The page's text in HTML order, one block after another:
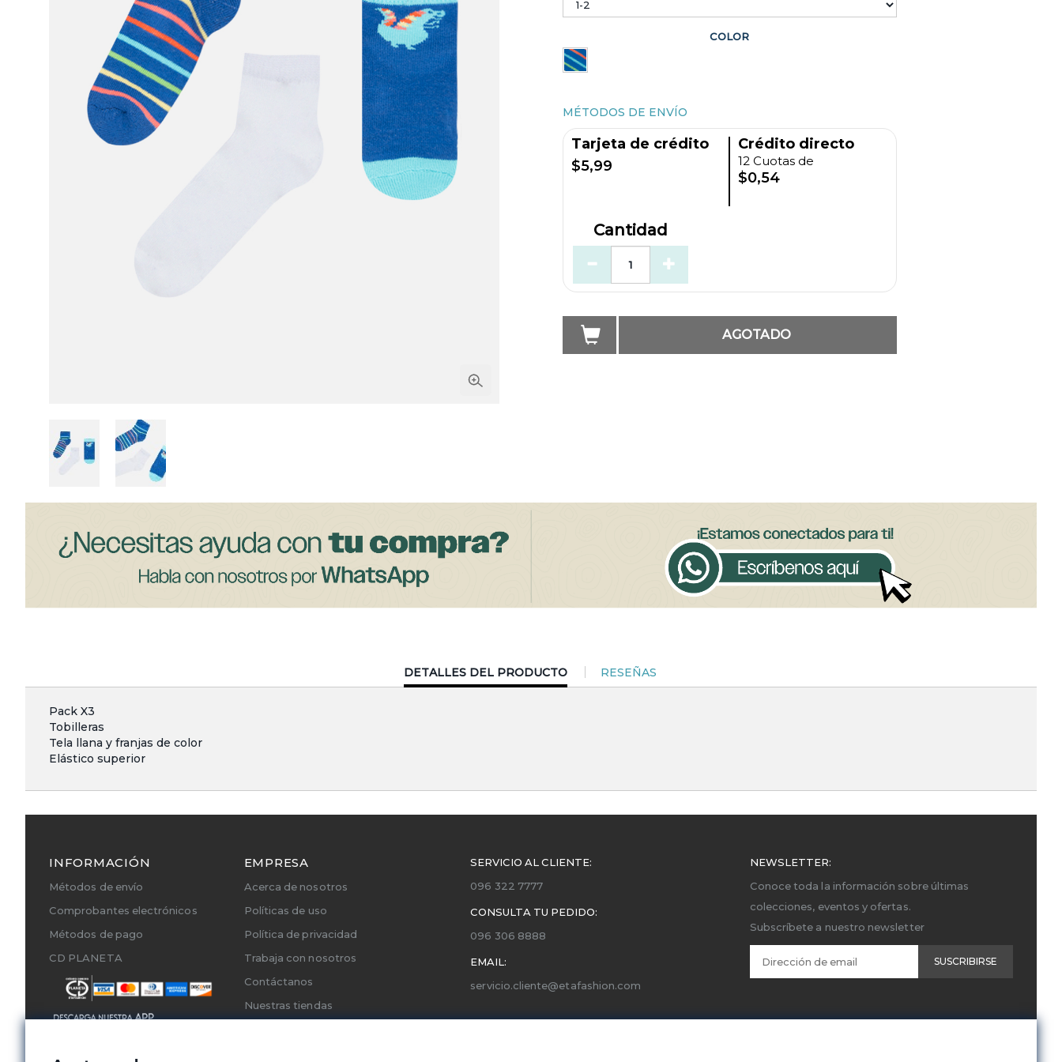
COLOR
MÉTODOS DE ENVÍO
Tarjeta de crédito
$5,99
Crédito directo
12 Cuotas de
$0,54
Cantidad
AGOTADO
CURRENT
TAB:
DETALLES DEL PRODUCTO RESEÑAS
Pack X3
Tobilleras
Tela llana y franjas de color
Elástico superior
INFORMACIÓN
Métodos de envío
Comprobantes electrónicos
Métodos de pago
CD PLANETA
EMPRESA
Acerca de nosotros
Políticas de uso
Política de privacidad
Trabaja con nosotros
Contáctanos
Nuestras tiendas
SERVICIO AL CLIENTE:
096 322 7777
CONSULTA TU PEDIDO:
096 306 8888
EMAIL:
servicio.cliente@etafashion.com
NEWSLETTER:
Conoce toda la información sobre últimas
colecciones, eventos y ofertas.
Subscríbete a nuestro newsletter
SUSCRIBIRSE